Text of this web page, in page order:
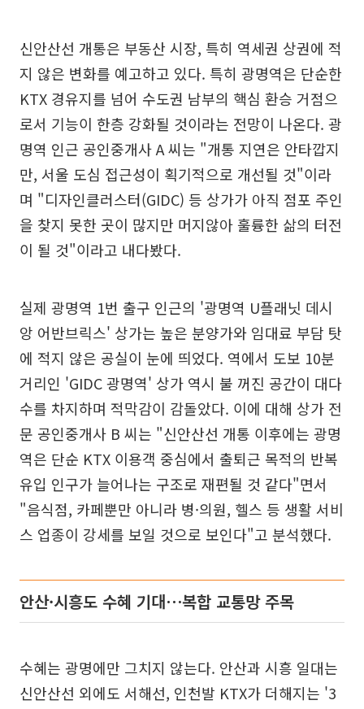
신안산선 개통은 부동산 시장, 특히 역세권 상권에 적
지 않은 변화를 예고하고 있다. 특히 광명역은 단순한
KTX 경유지를 넘어 수도권 남부의 핵심 환승 거점으
로서 기능이 한층 강화될 것이라는 전망이 나온다. 광
명역 인근 공인중개사 A 씨는 "개통 지연은 안타깝지
만, 서울 도심 접근성이 획기적으로 개선될 것"이라
며 "디자인클러스터(GIDC) 등 상가가 아직 점포 주인
을 찾지 못한 곳이 많지만 머지않아 훌륭한 삶의 터전
이 될 것"이라고 내다봤다.
실제 광명역 1번 출구 인근의 '광명역 U플래닛 데시
앙 어반브릭스' 상가는 높은 분양가와 임대료 부담 탓
에 적지 않은 공실이 눈에 띄었다. 역에서 도보 10분
거리인 'GIDC 광명역' 상가 역시 불 꺼진 공간이 대다
수를 차지하며 적막감이 감돌았다. 이에 대해 상가 전
문 공인중개사 B 씨는 "신안산선 개통 이후에는 광명
역은 단순 KTX 이용객 중심에서 출퇴근 목적의 반복
유입 인구가 늘어나는 구조로 재편될 것 같다"면서
"음식점, 카페뿐만 아니라 병·의원, 헬스 등 생활 서비
스 업종이 강세를 보일 것으로 보인다"고 분석했다.
안산·시흥도 수혜 기대⋯복합 교통망 주목
수혜는 광명에만 그치지 않는다. 안산과 시흥 일대는
신안산선 외에도 서해선, 인천발 KTX가 더해지는 '3